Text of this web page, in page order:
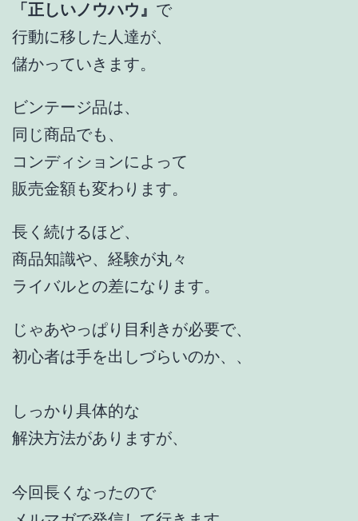
「正しいノウハウ』 で
行動に移した人達が、
儲かっていきます。
ビンテージ品は、
同じ商品でも、
コンディションによって
販売金額も変わります。
長く続けるほど、
商品知識や、経験が丸々
ライバルとの差になります。
じゃあやっぱり目利きが必要で、
初心者は手を出しづらいのか、、
しっかり具体的な
解決方法がありますが、
今回長くなったので